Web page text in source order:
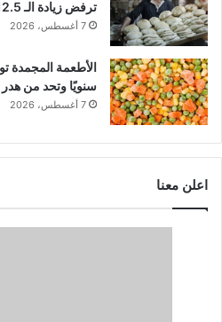
ترفض زيادة الـ 12.5%
7 أغسطس، 2026
سنويًا وتحد من هدر
7 أغسطس، 2026
اعلن معنا